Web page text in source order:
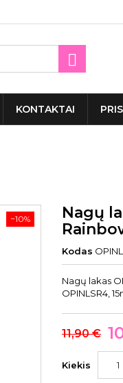

KONTAKTAI
−10%
Nagų
Kodas
Nagų lakas
OPINLSR4,
11,90 €
Kiekis